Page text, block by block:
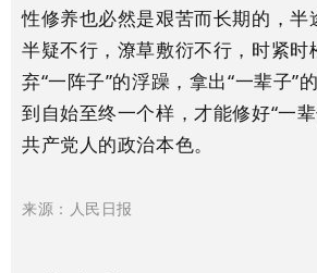
性修养也必然是艰苦而长期的，半
半疑不行，潦草敷衍不行，时紧时
弃“一阵子”的浮躁，拿出“一辈子”
到自始至终一个样，才能修好“一
共产党人的政治本色。
来源：人民日报